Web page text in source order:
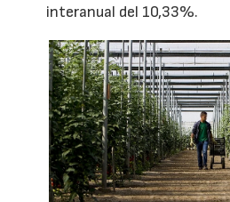
interanual del 10,33%.